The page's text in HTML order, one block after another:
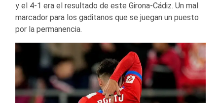
y el 4-1 era el resultado de este Girona-Cádiz. Un mal
marcador para los gaditanos que se juegan un puesto
por la permanencia.